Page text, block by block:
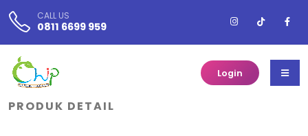
CALL US
0811 6699 959
Login
PRODUK DETAIL